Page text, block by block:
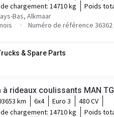
chargement: 14710 kg Poids
Bas, Alkmaar
Numéro de référence 36362
& Spare Parts
à rideaux coulissants MAN
km 6x4 Euro 3
480 CV
chargement: 14710 kg Poids